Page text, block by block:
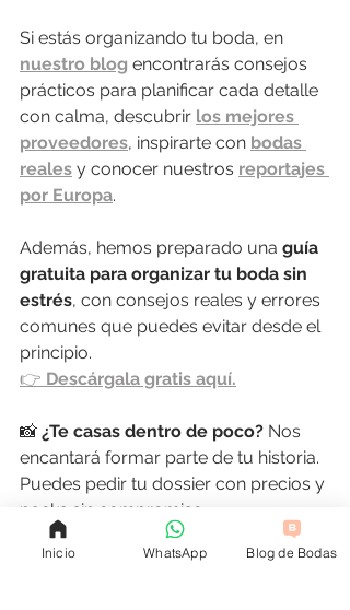
Si estás organizando tu boda, en
nuestro blog encontrarás consejos
prácticos para planificar cada detalle
con calma, descubrir los mejores
proveedores, inspirarte con bodas
reales y conocer nuestros reportajes
por Europa.
Además, hemos preparado una guía
gratuita para organizar tu boda sin
estrés, con consejos reales y errores
comunes que puedes evitar desde el
principio.
👉 Descárgala gratis aquí.
📸 ¿Te casas dentro de poco? Nos
encantará formar parte de tu historia.
Puedes pedir tu dossier con precios y
packs sin compromiso
escribiéndonos por WhatsApp
o
desde nuestra web. Hacemos bodas
Inicio WhatsApp Blog de Bodas